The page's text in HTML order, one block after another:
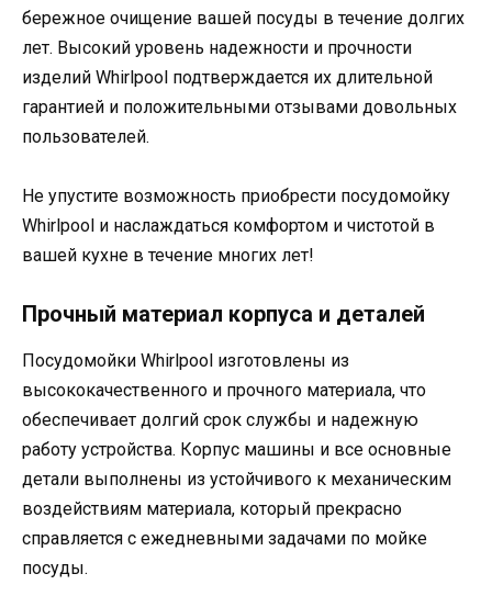
бережное очищение вашей посуды в течение долгих
лет. Высокий уровень надежности и прочности
изделий Whirlpool подтверждается их длительной
гарантией и положительными отзывами довольных
пользователей.
Не упустите возможность приобрести посудомойку
Whirlpool и наслаждаться комфортом и чистотой в
вашей кухне в течение многих лет!
Прочный материал корпуса и деталей
Посудомойки Whirlpool изготовлены из
высококачественного и прочного материала, что
обеспечивает долгий срок службы и надежную
работу устройства. Корпус машины и все основные
детали выполнены из устойчивого к механическим
воздействиям материала, который прекрасно
справляется с ежедневными задачами по мойке
посуды.